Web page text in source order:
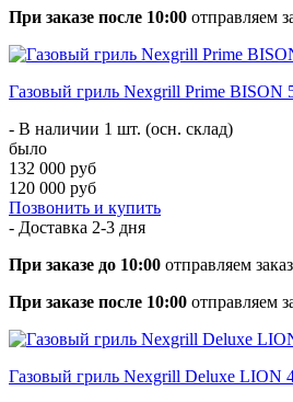
При заказе после 10:00 отправляем
Газовый гриль Nexgrill Prime BISON
- В наличии 1 шт. (осн. склад)
было
132 000 руб
120 000 руб
Позвонить и купить
- Доставка 2-3 дня
При заказе до 10:00 отправляем
При заказе после 10:00 отправляем
Газовый гриль Nexgrill Deluxe LION